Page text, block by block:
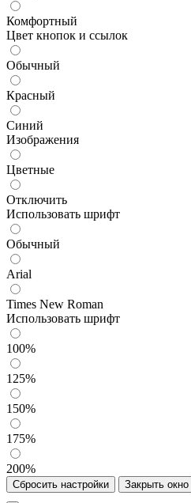
Комфортный
Цвет кнопок и ссылок
Обычный
Красный
Синий
Изображения
Цветные
Отключить
Использовать шрифт
Обычный
Arial
Times New Roman
Использовать шрифт
100%
125%
150%
175%
200%
Сбросить настройки Закрыть окно